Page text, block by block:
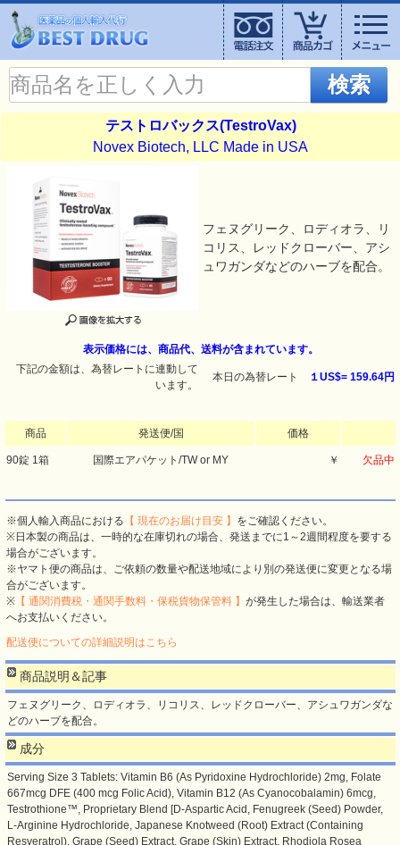
検索
テストロバックス(TestroVax)
Novex Biotech, LLC Made in USA
フェヌグリーク、ロディオラ、リ
コリス、レッドクローバー、アシ
ュワガンダなどのハーブを配合。
表示価格には、商品代、送料が含まれています。
下記の金額は、為替レートに連動して
います。
本日の為替レート １US$= 159.64円
商品 発送便/国 価格
90錠 1箱 国際エアパケット/TW or MY ￥ 欠品中
※個人輸入商品における 【 現在のお届け目安 】 をご確認ください。
※日本製の商品は、一時的な在庫切れの場合、発送までに1～2週間程度を要する
場合がございます。
※ヤマト便の商品は、ご依頼の数量や配送地域により別の発送便に変更となる場
合がございます。
※ 【 通関消費税・通関手数料・保税貨物保管料 】 が発生した場合は、輸送業者
へお支払いください。
配送便についての詳細説明はこちら
商品説明＆記事
フェヌグリーク、ロディオラ、リコリス、レッドクローバー、アシュワガンダな
どのハーブを配合。
成分
Serving Size 3 Tablets: Vitamin B6 (As Pyridoxine Hydrochloride) 2mg, Folate
667mcg DFE (400 mcg Folic Acid), Vitamin B12 (As Cyanocobalamin) 6mcg,
Testrothione™, Proprietary Blend [D-Aspartic Acid, Fenugreek (Seed) Powder,
L-Arginine Hydrochloride, Japanese Knotweed (Root) Extract (Containing
Resveratrol), Grape (Seed) Extract, Grape (Skin) Extract, Rhodiola Rosea